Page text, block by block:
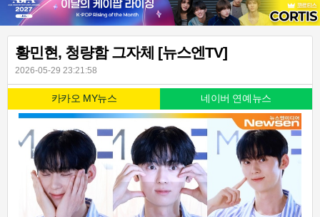
황민현, 청량함 그자체 [뉴스엔TV]
2026-05-29 23:21:58
카카오 MY뉴스 네이버 연예뉴스